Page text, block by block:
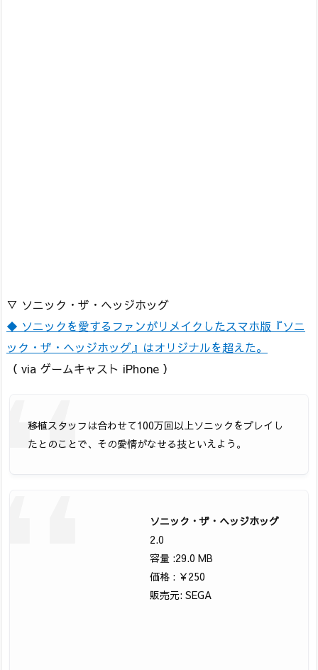
▽ ソニック・ザ・ヘッジホッグ
◆ ソニックを愛するファンがリメイクしたスマホ版『ソニ
ック・ザ・ヘッジホッグ』はオリジナルを超えた。
（ via ゲームキャスト iPhone ）
移植スタッフは合わせて100万回以上ソニックをプレイし
たとのことで、その愛情がなせる技といえよう。
ソニック・ザ・ヘッジホッグ
2.0
容量 :29.0 MB
価格 : ￥250
販売元: SEGA